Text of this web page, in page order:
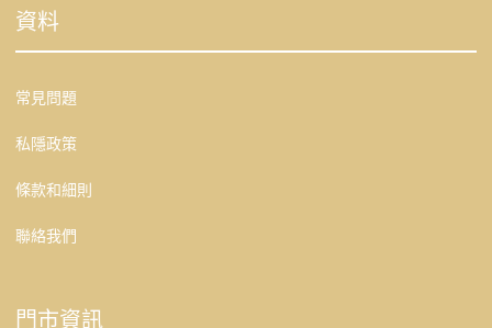
資料
常見問題
私隱政策
條款和細則
聯絡我們
門市資訊